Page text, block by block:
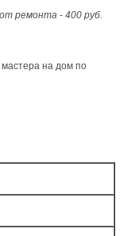
ремонта - 400 руб.
на дом по